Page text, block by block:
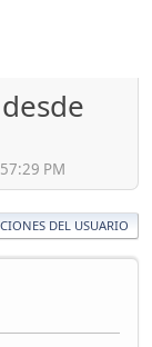
PM
DEL USUARIO